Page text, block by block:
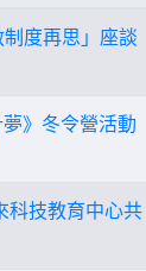
度再思」座談
》冬令營活動
科技教育中心共